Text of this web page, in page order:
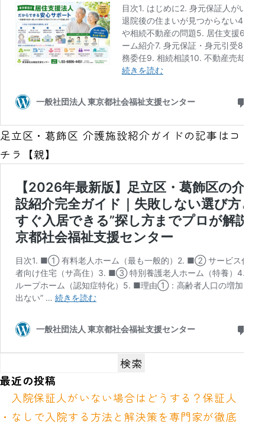
足立区・葛飾区 介護施設紹介ガイドの記事はコ
チラ【親】
検索
最近の投稿
入院保証人がいない場合はどうする？保証人
なしで入院する方法と解決策を専門家が徹底